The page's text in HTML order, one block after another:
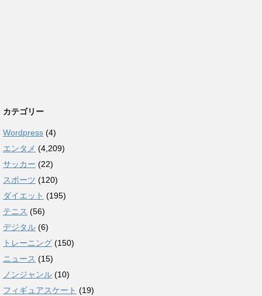
カテゴリー
Wordpress (4)
エンタメ (4,209)
サッカー (22)
スポーツ (120)
ダイエット (195)
テニス (56)
デジタル (6)
トレーニング (150)
ニュース (15)
ノンジャンル (10)
フィギュアスケート (19)